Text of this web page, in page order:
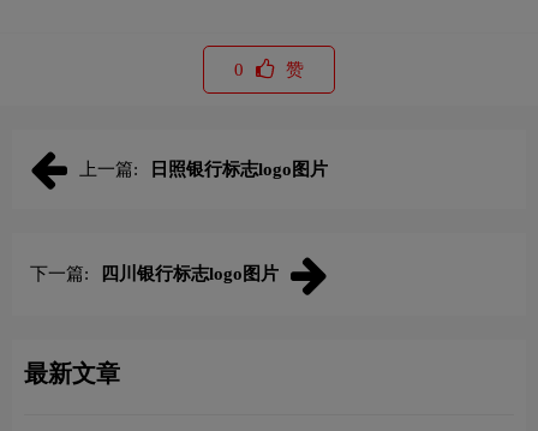
0 赞
上一篇: 日照银行标志logo图片
下一篇: 四川银行标志logo图片
最新文章